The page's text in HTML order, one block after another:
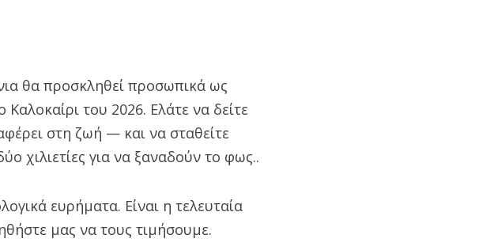
θα προσκληθεί προσωπικά ως
Καλοκαίρι του 2026. Ελάτε να δείτε
στη ζωή — και να σταθείτε
χιλιετίες για να ξαναδούν το φως..
ευρήματα. Είναι η τελευταία
μας να τους τιμήσουμε.